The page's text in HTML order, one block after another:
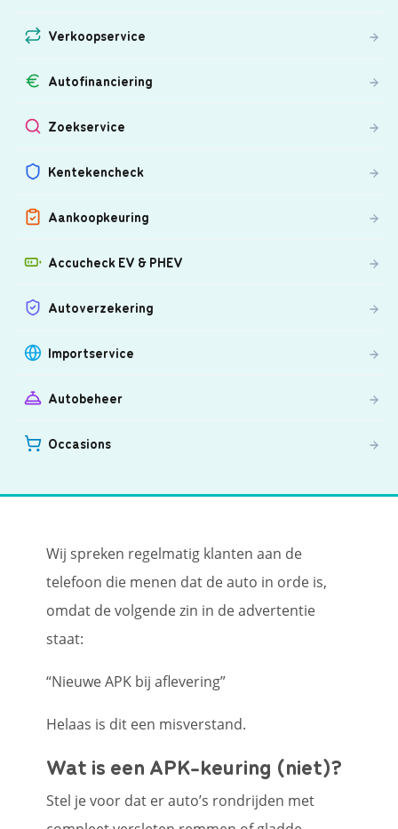
Verkoopservice
Autofinanciering
Zoekservice
Kentekencheck
Aankoopkeuring
Accucheck EV & PHEV
Autoverzekering
Importservice
Autobeheer
Occasions
Wij spreken regelmatig klanten aan de
telefoon die menen dat de auto in orde is,
omdat de volgende zin in de advertentie
staat:
“Nieuwe APK bij aflevering”
Helaas is dit een misverstand.
Wat is een APK-keuring (niet)?
Stel je voor dat er auto’s rondrijden met